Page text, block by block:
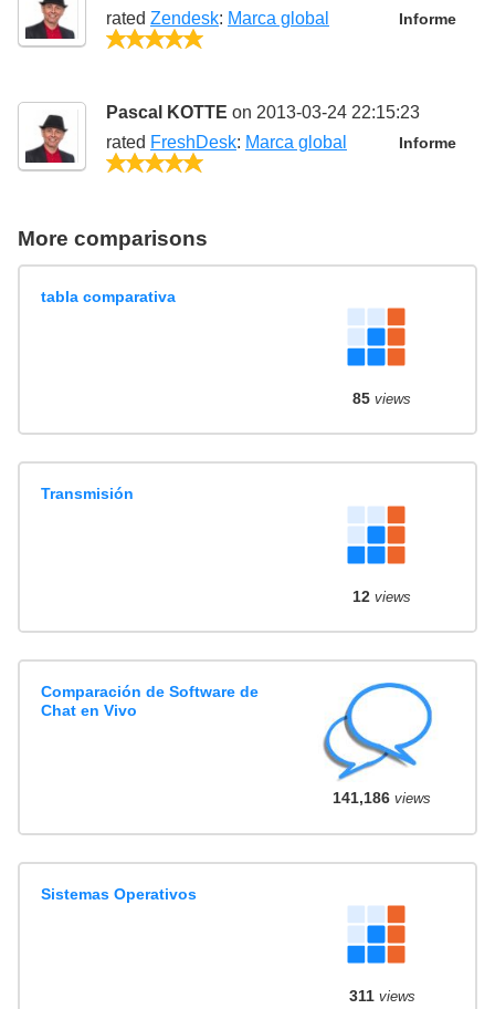
Informe
rated Zendesk: Marca global
Pascal KOTTE on 2013-03-24 22:15:23
Informe
rated FreshDesk: Marca global
More comparisons
tabla comparativa
85views
Transmisión
12views
Comparación de Software de
Chat en Vivo
141,186views
Sistemas Operativos
311 views